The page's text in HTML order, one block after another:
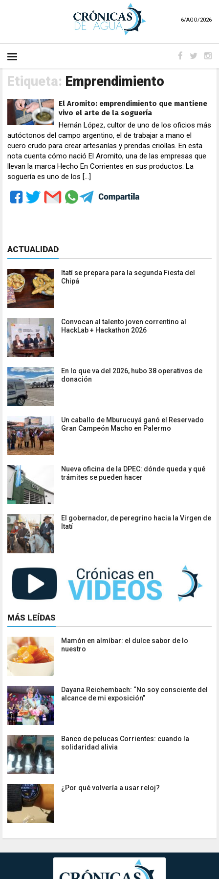
6/AGO/2026
Etiqueta: Emprendimiento
El Aromito: emprendimiento que mantiene
vivo el arte de la soguería
Hernán López, cultor de uno de los oficios más
autóctonos del campo argentino, el de trabajar a mano el
cuero crudo para crear artesanías y prendas criollas. En esta
nota cuenta cómo nació El Aromito, una de las empresas que
llevan la marca Hecho En Corrientes en sus productos. La
soguería es uno de los […]
ACTUALIDAD
Itatí se prepara para la segunda Fiesta del
Chipá
Convocan al talento joven correntino al
HackLab + Hackathon 2026
En lo que va del 2026, hubo 38 operativos de
donación
Un caballo de Mburucuyá ganó el Reservado
Gran Campeón Macho en Palermo
Nueva oficina de la DPEC: dónde queda y qué
trámites se pueden hacer
El gobernador, de peregrino hacia la Virgen de
Itatí
MÁS LEÍDAS
Mamón en almíbar: el dulce sabor de lo
nuestro
Dayana Reichembach: “No soy consciente del
alcance de mi exposición”
Banco de pelucas Corrientes: cuando la
solidaridad alivia
¿Por qué volvería a usar reloj?